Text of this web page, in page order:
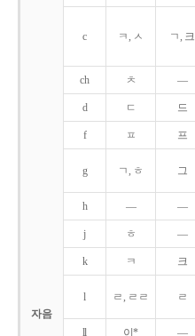
자음
c ㅋ, ㅅ ㄱ, 크
ch ㅊ ―
d ㄷ 드
f ㅍ 프
g ㄱ, ㅎ 그
h ― ―
j ㅎ ―
k ㅋ 크
l ㄹ, ㄹㄹ ㄹ
ll 이* ―